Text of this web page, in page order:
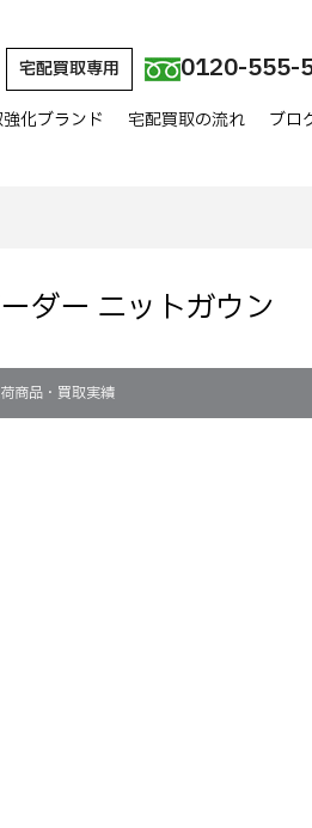
宅配買取専用 0120-555-
化ブランド 宅配買取の流れ ブロ
ダー ニットガウン
商品・買取実績